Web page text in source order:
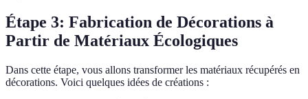
Étape 3: Fabrication de Décorations à
Partir de Matériaux Écologiques
Dans cette étape, vous allons transformer les matériaux récupérés en
décorations. Voici quelques idées de créations :